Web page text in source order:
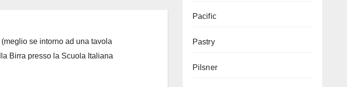
se intorno ad una tavola
Birra presso la Scuola Italiana
Pacific
Pastry
Pilsner